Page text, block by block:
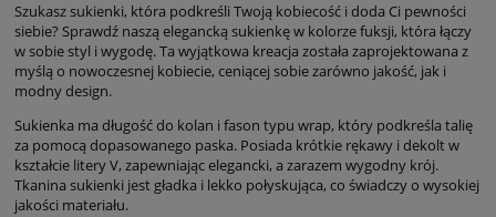
Szukasz sukienki, która podkreśli Twoją kobiecość i doda Ci pewności
siebie? Sprawdź naszą elegancką sukienkę w kolorze fuksji, która łączy
w sobie styl i wygodę. Ta wyjątkowa kreacja została zaprojektowana z
myślą o nowoczesnej kobiecie, ceniącej sobie zarówno jakość, jak i
modny design.
Sukienka ma długość do kolan i fason typu wrap, który podkreśla talię
za pomocą dopasowanego paska. Posiada krótkie rękawy i dekolt w
kształcie litery V, zapewniając elegancki, a zarazem wygodny krój.
Tkanina sukienki jest gładka i lekko połyskująca, co świadczy o wysokiej
jakości materiału.